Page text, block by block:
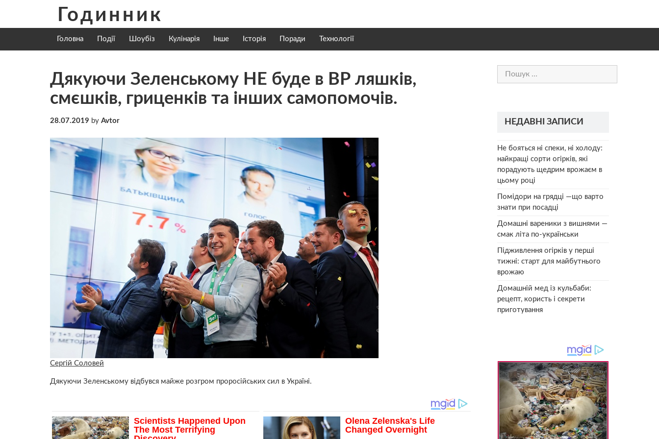
content
Годинник
Головна Події Шоубіз Кулінарія Інше Історія Поради Технології
Дякуючи Зеленському НЕ буде в ВР ляшків,
смєшків, гриценків та інших самопомочів.
28.07.2019 by Avtor
Сергій Соловей
Дякуючи Зеленському відбувся майже розгром проросійських сил в Україні.
Пошук:
НЕДАВНІ ЗАПИСИ
Не бояться ні спеки, ні холоду:
найкращі сорти огірків, які
порадують щедрим врожаєм в
цьому році
Помідори на грядці —що варто
знати при посадці
Домашні вареники з вишнями —
смак літа по-українськи
Підживлення огірків у перші
тижні: старт для майбутнього
врожаю
Домашній мед із кульбаби:
рецепт, користь і секрети
приготування